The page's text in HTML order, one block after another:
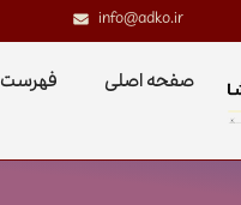
info@adko.ir
صفحه اصلی فهرست